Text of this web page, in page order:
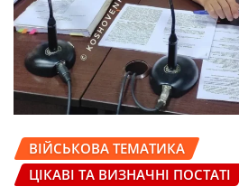
ВІЙСЬКОВА ТЕМАТИКА
ЦІКАВІ ТА ВИЗНАЧНІ ПОСТАТІ